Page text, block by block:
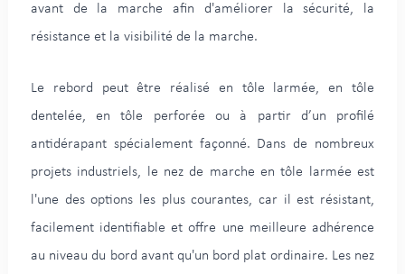
avant de la marche afin d'améliorer la sécurité, la
résistance et la visibilité de la marche.
Le rebord peut être réalisé en tôle larmée, en tôle
dentelée, en tôle perforée ou à partir d’un profilé
antidérapant spécialement façonné. Dans de nombreux
projets industriels, le nez de marche en tôle larmée est
l'une des options les plus courantes, car il est résistant,
facilement identifiable et offre une meilleure adhérence
au niveau du bord avant qu'un bord plat ordinaire. Les nez